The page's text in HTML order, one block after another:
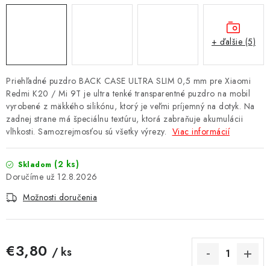
PAMÄŤOVÉ KARTY A DISKY
BATÉRIE VARTA
MULTIMÉDIÁ
KAMERY
OSTATNÉ PRÍSLUŠENSTVO
Doprava a platba
Obchodné podmienky
Priehľadné puzdro BACK CASE ULTRA SLIM 0,5 mm pre Xiaomi
Redmi K20 / Mi 9T je ultra tenké transparentné puzdro na mobil
vyrobené z mäkkého silikónu, ktorý je veľmi príjemný na dotyk. Na
zadnej strane má špeciálnu textúru, ktorá zabraňuje akumulácii
vlhkosti. Samozrejmosťou sú všetky výrezy. Viac informácií
Skladom (2 ks)
12.8.2026
Možnosti doručenia
€3,80 / ks
+ ďalšie (5)